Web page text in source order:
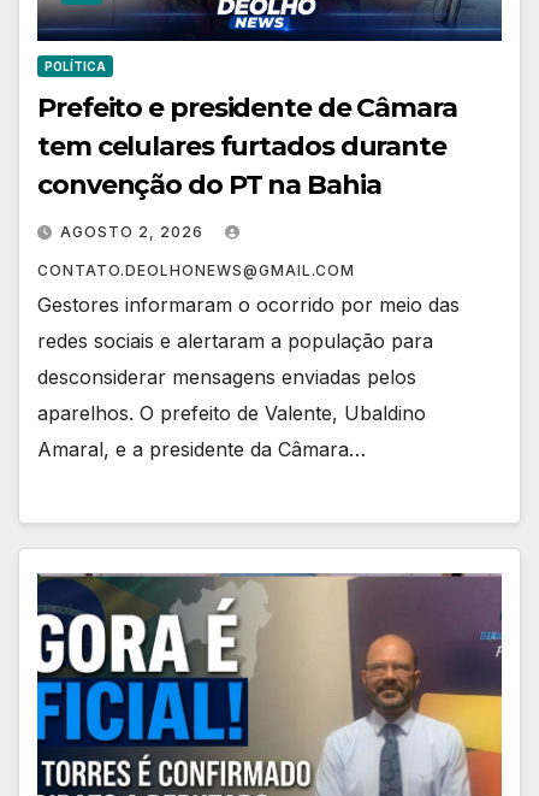
POLÍTICA
Prefeito e presidente de Câmara
tem celulares furtados durante
convenção do PT na Bahia
AGOSTO 2, 2026
CONTATO.DEOLHONEWS@GMAIL.COM
Gestores informaram o ocorrido por meio das
redes sociais e alertaram a população para
desconsiderar mensagens enviadas pelos
aparelhos. O prefeito de Valente, Ubaldino
Amaral, e a presidente da Câmara…